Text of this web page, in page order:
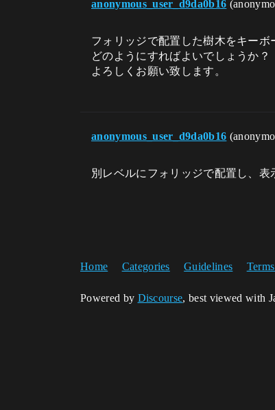
anonymous_user_d9da0b16
フォリッジで配置した樹木をキー
どのようにすればよいでしょうか？
よろしくお願い致します。
anonymous_user_d9da0b16
別レベルにフォリッジで配置し、表
Home Categories Guidelines
Powered by Discourse, best viewed with